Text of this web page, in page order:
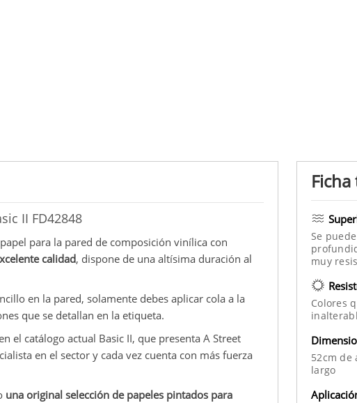
II FD42848
para la pared de composición vinílica con
calidad, dispone de una altísima duración al
en la pared, solamente debes aplicar cola a la
que se detallan en la etiqueta.
el catálogo actual Basic II, que presenta A Street
en el sector y cada vez cuenta con más fuerza
una original selección de papeles pintados para
Se
muy
Colores
52cm de
largo